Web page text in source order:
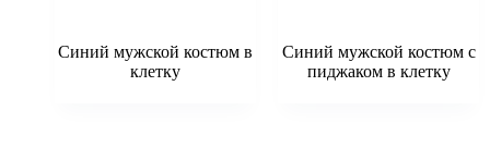
Синий мужской костюм в
клетку
Синий мужской костюм с
пиджаком в клетку